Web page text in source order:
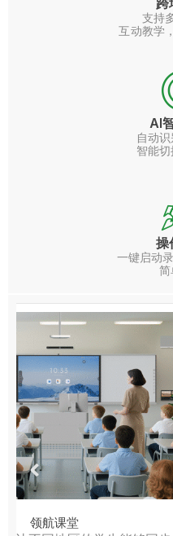
支持
互动教学
AI
自动
智能
操
一键启动
简